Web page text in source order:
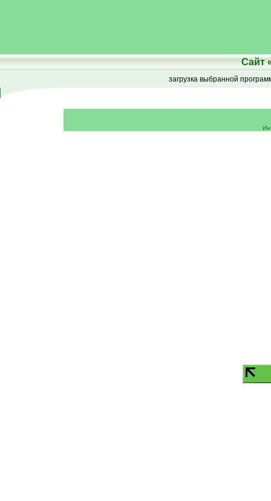
Сайт
загрузка выбранной